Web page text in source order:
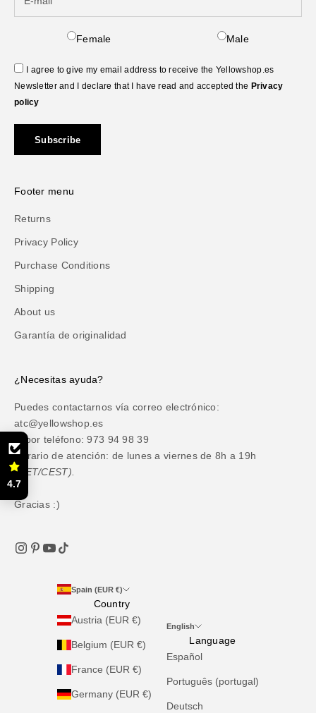
Female Male
I agree to give my email address to receive the Yellowshop.es
Newsletter and I declare that I have read and accepted the Privacy
policy
Subscribe
Footer menu
Returns
Privacy Policy
Purchase Conditions
Shipping
About us
Garantía de originalidad
¿Necesitas ayuda?
Puedes contactarnos vía correo electrónico:
atc@yellowshop.es
O por teléfono: 973 94 98 39
Horario de atención: de lunes a viernes de 8h a 19h
(CET/CEST).
Gracias :)
Spain (EUR €)
Country
Austria (EUR €)
Belgium (EUR €)
France (EUR €)
Germany (EUR €)
English
Language
Español
Português (portugal)
Deutsch
4.7